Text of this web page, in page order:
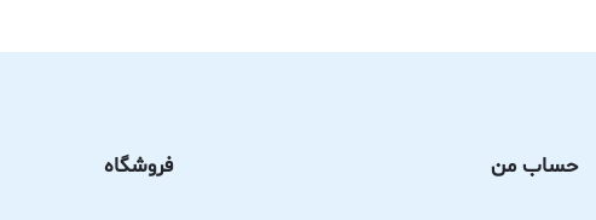
حساب من فروشگاه